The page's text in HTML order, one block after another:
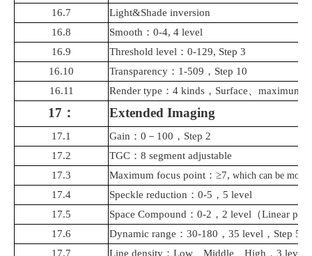
16.7
Light&Shade inversion
16.8
Smooth ： 0-4, 4 level
16.9
Threshold level ： 0-129, Step 3
16.10
Transparency ： 1-509 ， Step 10
16.11
Render type ： 4 kinds ， Surface maximum
17 ： Extended Imaging
17.1 Gain ： 0 － 100 ， Step 2
17.2
TGC ： 8 segment adjustable
17.3
Maximum focus point ： ≥7, which can be
17.4 Speckle reduction ： 0-5 ， 5 level
17.5
Space Compound ： 0-2 ， 2 level （Linear
17.6
Dynamic range ： 30-180 ， 35 level ， Step 5
17.7
Line density ： Low Middle High ， 3 level